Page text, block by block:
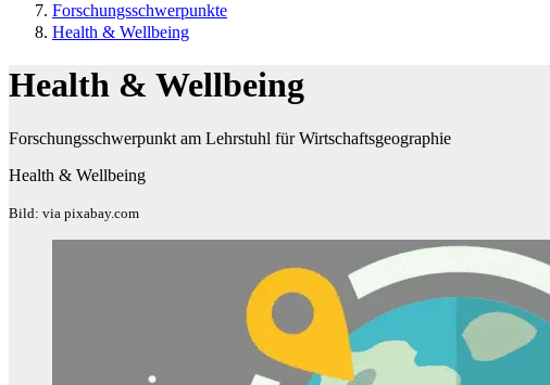
Forschungsschwerpunkte
Health & Wellbeing
Health & Wellbeing
Forschungsschwerpunkt am Lehrstuhl für Wirtschaftsgeographie
Health & Wellbeing
Bild: via pixabay.com